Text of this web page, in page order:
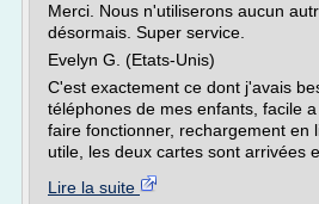
Merci. Nous n'utiliserons aucun
désormais. Super service.
Evelyn G. (Etats-Unis)
C'est exactement ce dont j'avais
téléphones de mes enfants, facile
faire fonctionner, rechargement en
utile, les deux cartes sont arrivées
Lire la suite